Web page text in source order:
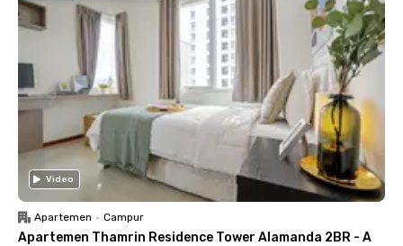
Video
Apartemen • Campur
Apartemen Thamrin Residence Tower Alamanda 2BR - A